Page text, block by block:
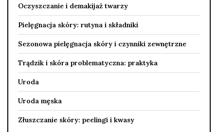
Oczyszczanie i demakijaż twarzy
Pielęgnacja skóry: rutyna i składniki
Sezonowa pielęgnacja skóry i czynniki zewnętrzne
Trądzik i skóra problematyczna: praktyka
Uroda
Uroda męska
Złuszczanie skóry: peelingi i kwasy